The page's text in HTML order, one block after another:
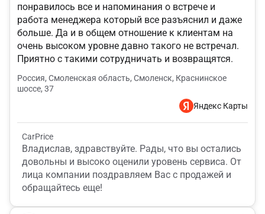
понравилось все и напоминания о встрече и
работа менеджера который все разъяснил и даже
больше. Да и в общем отношение к клиентам на
очень высоком уровне давно такого не встречал.
Приятно с такими сотрудничать и возвращятся.
Россия, Смоленская область, Смоленск, Краснинское
шоссе, 37
Яндекс Карты
CarPrice
Владислав, здравствуйте. Рады, что вы остались
довольны и высоко оценили уровень сервиса. От
лица компании поздравляем Вас с продажей и
обращайтесь еще!